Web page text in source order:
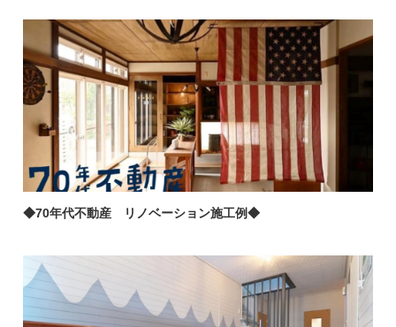
◆70年代不動産 リノベーション施工例◆